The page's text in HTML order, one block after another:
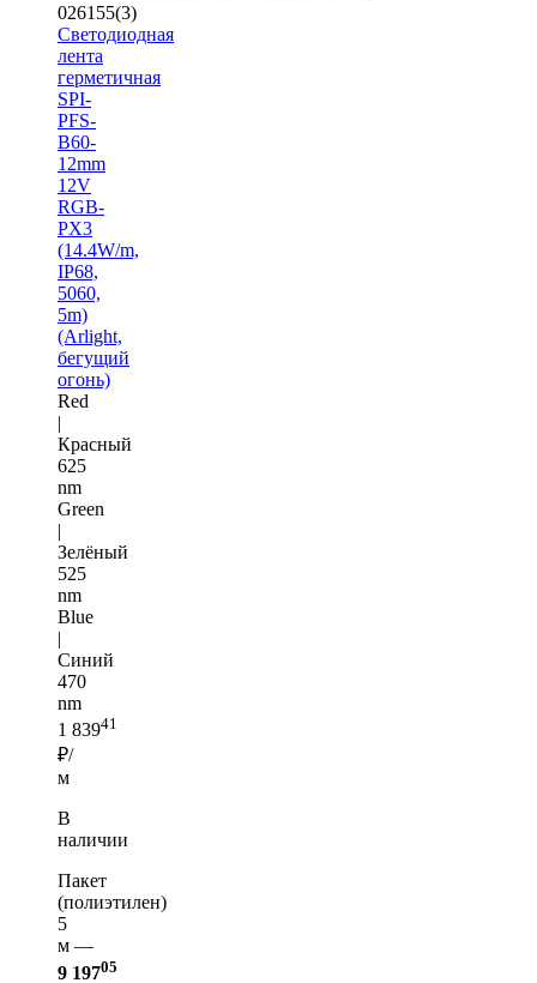
026155(3)
Светодиодная
лента
герметичная
SPI-
PFS-
B60-
12mm
12V
RGB-
PX3
(14.4W/m,
IP68,
5060,
5m)
(Arlight,
бегущий
огонь)
Red
|
Красный
625
nm
Green
|
Зелёный
525
nm
Blue
|
Синий
470
nm
1 83941
₽/
м
В
наличии
Пакет
(полиэтилен)
5
м —
9 19705